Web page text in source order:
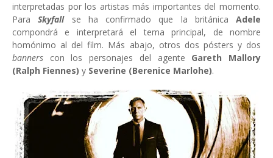
interpretadas por los artistas más importantes del momento.
ParaSkyfall se ha confirmado que la británica Adele
compondrá e interpretará el tema principal, de nombre
homónimo al del film. Más abajo, otros dos pósters y dos
banners con los personajes del agente Gareth Mallory
(Ralph Fiennes) y Severine (Berenice Marlohe).